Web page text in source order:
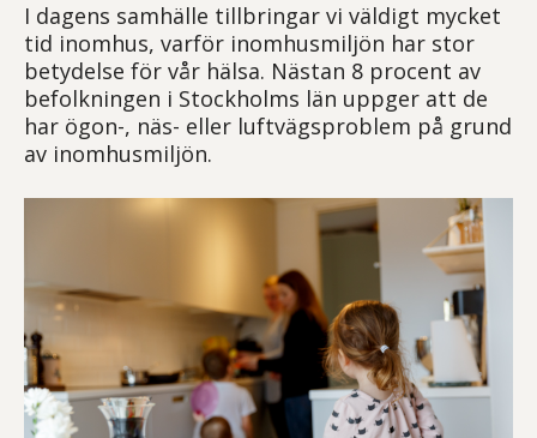
I dagens samhälle tillbringar vi väldigt mycket
tid inomhus, varför inomhusmiljön har stor
betydelse för vår hälsa. Nästan 8 procent av
befolkningen i Stockholms län uppger att de
har ögon-, näs- eller luftvägsproblem på grund
av inomhusmiljön.